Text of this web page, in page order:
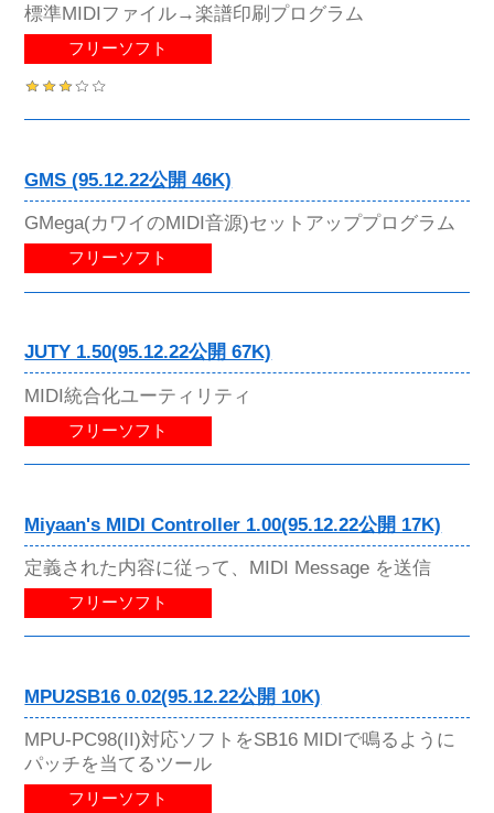
標準MIDIファイル→楽譜印刷プログラム
フリーソフト
GMS (95.12.22公開 46K)
GMega(カワイのMIDI音源)セットアッププログラム
フリーソフト
JUTY 1.50(95.12.22公開 67K)
MIDI統合化ユーティリティ
フリーソフト
Miyaan's MIDI Controller 1.00(95.12.22公開 17K)
定義された内容に従って、MIDI Message を送信
フリーソフト
MPU2SB16 0.02(95.12.22公開 10K)
MPU-PC98(II)対応ソフトをSB16 MIDIで鳴るように
パッチを当てるツール
フリーソフト